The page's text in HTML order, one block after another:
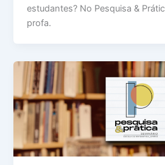
estudantes? No Pesquisa &
profa.